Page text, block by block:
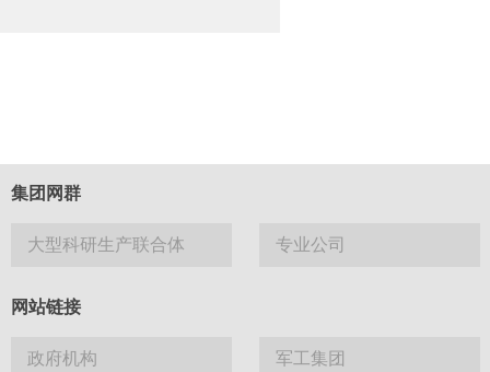
集团网群
大型科研生产联合体 专业公司
网站链接
政府机构 军工集团